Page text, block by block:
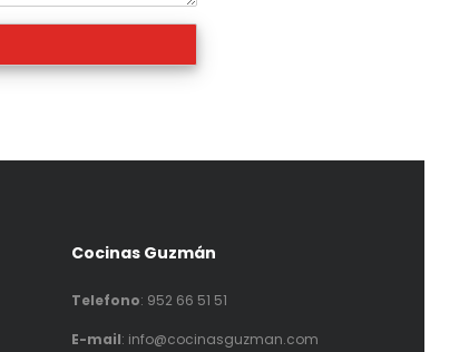
Cocinas Guzmán
Telefono: 952 66 51 51
E-mail: info@cocinasguzman.com